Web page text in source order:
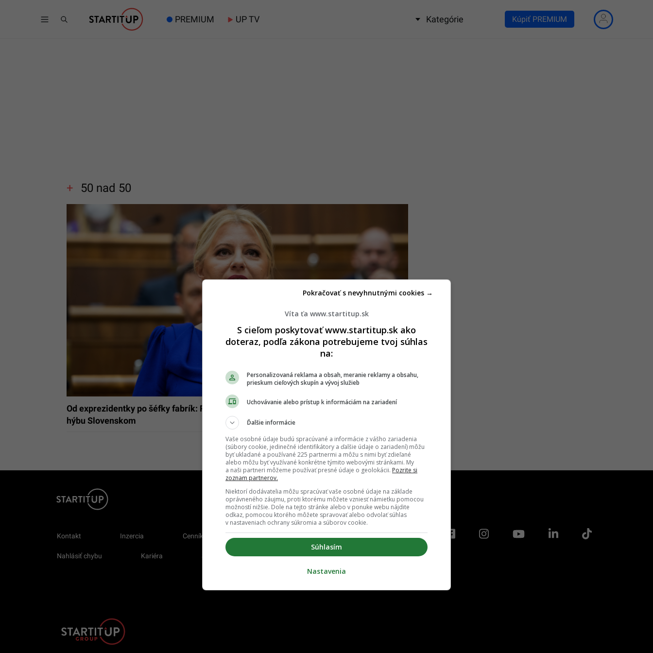
PREMIUM UP TV Kategórie Kúpiť PREMIUM
50 nad 50
Od exprezidentky po šéfky fabrík: Rebríček 50 najvplyvnejších žien nad 50 rokov, ktoré
hýbu Slovenskom
Kontakt Inzercia Cenník
Nahlásiť chybu Kariéra Spravovať notifikácie Zrušiť predplatné
Víta ťa www.startitup.sk
S cieľom poskytovať www.startitup.sk ako
doteraz, podľa zákona potrebujeme tvoj súhlas
na:
Personalizovaná reklama a obsah, meranie reklamy a obsahu,
prieskum cieľových skupín a vývoj služieb
Uchovávanie alebo prístup k informáciám na zariadení
Ďalšie informácie
Vaše osobné údaje budú spracúvané a informácie z vášho zariadenia
(súbory cookie, jedinečné identifikátory a ďalšie údaje o zariadení) môžu
byť ukladané a používané 225 partnermi a môžu s nimi byť zdieľané
alebo môžu byť využívané konkrétne týmito webovými stránkami. My
a naši partneri môžeme používať presné údaje o geolokácii. Pozrite si
zoznam partnerov.
Niektorí dodávatelia môžu spracúvať vaše osobné údaje na základe
oprávneného záujmu, proti ktorému môžete vzniesť námietku pomocou
možností nižšie. Dole na tejto stránke alebo v ponuke webu nájdite
odkaz, pomocou ktorého môžete spravovať alebo odvolať súhlas
v nastaveniach ochrany súkromia a súborov cookie.
Súhlasím
Pokračovať s nevyhnutnými cookies →
Nastavenia